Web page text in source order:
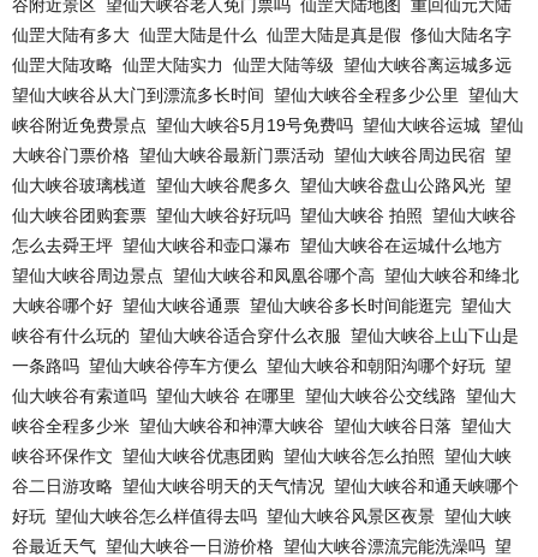
谷附近景区 望仙大峡谷老人免门票吗 仙罡大陆地图
重回仙元大陆
仙罡大陆有多大 仙罡大陆是什么 仙罡大陆是真是假 俢仙大陆名字
仙罡大陆攻略 仙罡大陆实力 仙罡大陆等级 望仙大峡谷离运城多远
望仙大峡谷从大门到漂流多长时间 望仙大峡谷全程多少公里
望仙大
峡谷附近免费景点 望仙大峡谷5月19号免费吗 望仙大峡谷运城 望仙
大峡谷门票价格 望仙大峡谷最新门票活动 望仙大峡谷周边民宿 望
仙大峡谷玻璃栈道 望仙大峡谷爬多久 望仙大峡谷盘山公路风光 望
仙大峡谷团购套票 望仙大峡谷好玩吗 望仙大峡谷 拍照 望仙大峡谷
怎么去舜王坪 望仙大峡谷和壶口瀑布 望仙大峡谷在运城什么地方
望仙大峡谷周边景点 望仙大峡谷和凤凰谷哪个高 望仙大峡谷和绛北
大峡谷哪个好 望仙大峡谷通票 望仙大峡谷多长时间能逛完 望仙大
峡谷有什么玩的 望仙大峡谷适合穿什么衣服 望仙大峡谷上山下山是
一条路吗 望仙大峡谷停车方便么 望仙大峡谷和朝阳沟哪个好玩 望
仙大峡谷有索道吗 望仙大峡谷 在哪里 望仙大峡谷公交线路 望仙大
峡谷全程多少米 望仙大峡谷和神潭大峡谷 望仙大峡谷日落 望仙大
峡谷环保作文 望仙大峡谷优惠团购 望仙大峡谷怎么拍照 望仙大峡
谷二日游攻略 望仙大峡谷明天的天气情况 望仙大峡谷和通天峡哪个
好玩 望仙大峡谷怎么样值得去吗 望仙大峡谷风景区夜景 望仙大峡
谷最近天气 望仙大峡谷一日游价格 望仙大峡谷漂流完能洗澡吗 望